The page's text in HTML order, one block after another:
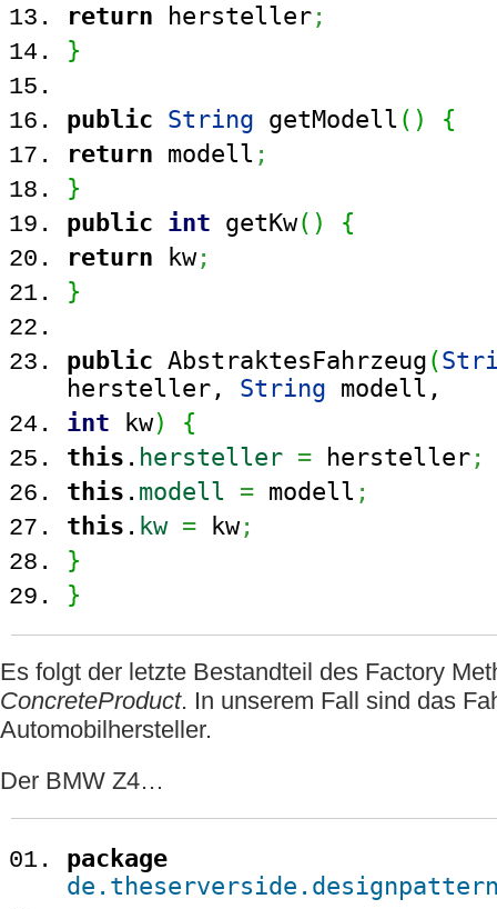
return hersteller;
}
public String getModell( )
{
return modell ;
}
public int getKw( )
{
return kw;
}
public AbstraktesFahrzeug(
hersteller, String modell,
int kw)
{
this . hersteller = hersteller;
this . modell = modell ;
this . kw = kw;
}
}
Es folgt der letzte Bestandteil des Factory
ConcreteProduct. In unserem Fall sind das
Automobilhersteller.
Der BMW Z4…
package